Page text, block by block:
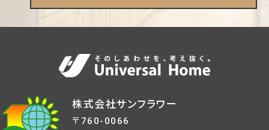
株式会社サンフラワー
〒760-0066